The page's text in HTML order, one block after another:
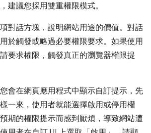
建議您採用雙重權限模式。
對話方塊，說明網站用途的價值。對話
於觸發或略過必要權限要求。如果使用
要求權限，觸發真正的瀏覽器權限提
會在網頁應用程式中顯示自訂提示，先
一來，使用者就能選擇啟用或停用權
期的權限提示而感到厭煩，導致網站遭